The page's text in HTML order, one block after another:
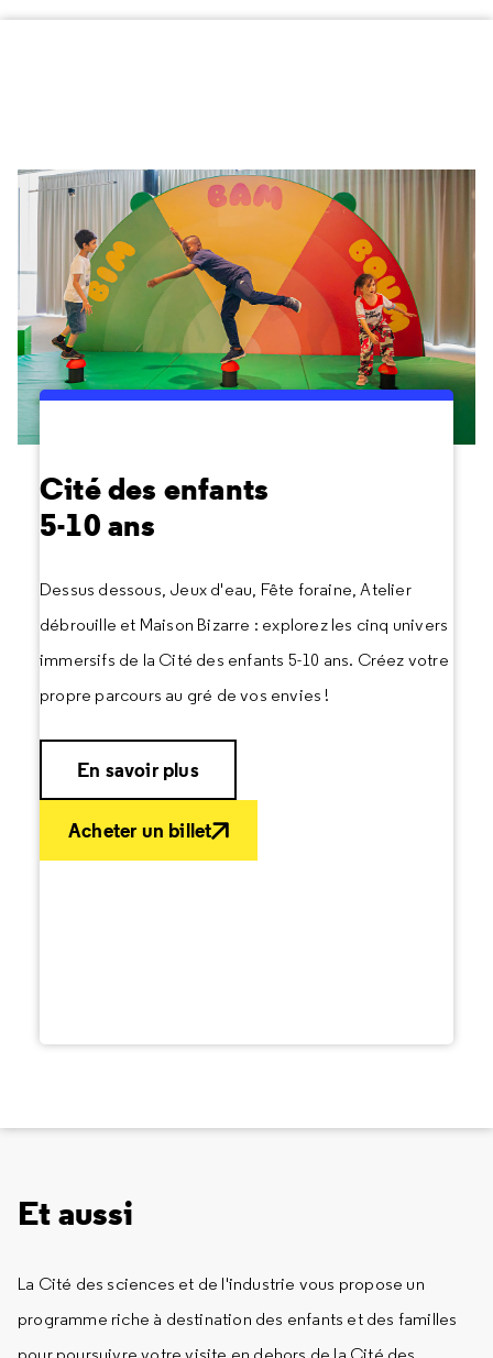
Cité des enfants
5-10 ans
Dessus dessous, Jeux d'eau, Fête foraine, Atelier
débrouille et Maison Bizarre : explorez les cinq univers
immersifs de la Cité des enfants 5-10 ans. Créez votre
propre parcours au gré de vos envies !
En savoir plus
Acheter un billet
Et aussi
La Cité des sciences et de l'industrie vous propose un
programme riche à destination des enfants et des familles